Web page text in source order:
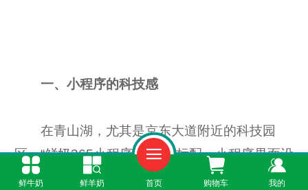
一、小程序的科技感
在青山湖，尤其是京东大道附近的科技园
区，“鲜奶365小程序”是订奶标配。小程序界面设
计时尚，操作如丝般顺滑。它还支持“家庭共
鲜牛奶 鲜羊奶 首页 购物车 我的